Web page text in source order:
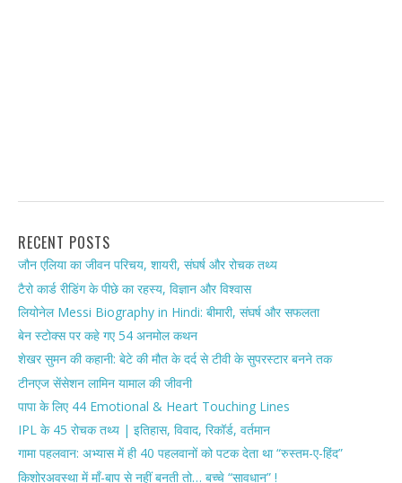
RECENT POSTS
जौन एलिया का जीवन परिचय, शायरी, संघर्ष और रोचक तथ्य
टैरो कार्ड रीडिंग के पीछे का रहस्य, विज्ञान और विश्वास
लियोनेल Messi Biography in Hindi: बीमारी, संघर्ष और सफलता
बेन स्टोक्स पर कहे गए 54 अनमोल कथन
शेखर सुमन की कहानी: बेटे की मौत के दर्द से टीवी के सुपरस्टार बनने तक
टीनएज सेंसेशन लामिन यामाल की जीवनी
पापा के लिए 44 Emotional & Heart Touching Lines
IPL के 45 रोचक तथ्य | इतिहास, विवाद, रिकॉर्ड, वर्तमान
गामा पहलवान: अभ्यास में ही 40 पहलवानों को पटक देता था “रुस्तम-ए-हिंद”
किशोरअवस्था में माँ-बाप से नहीं बनती तो… बच्चे “सावधान” !